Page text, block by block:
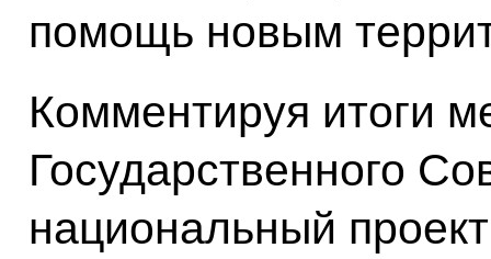
помощь новым
Комментируя итоги
Государственного
национальный